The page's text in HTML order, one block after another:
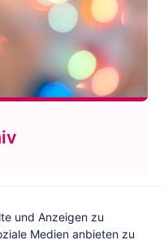
und Anzeigen zu
Medien anbieten zu